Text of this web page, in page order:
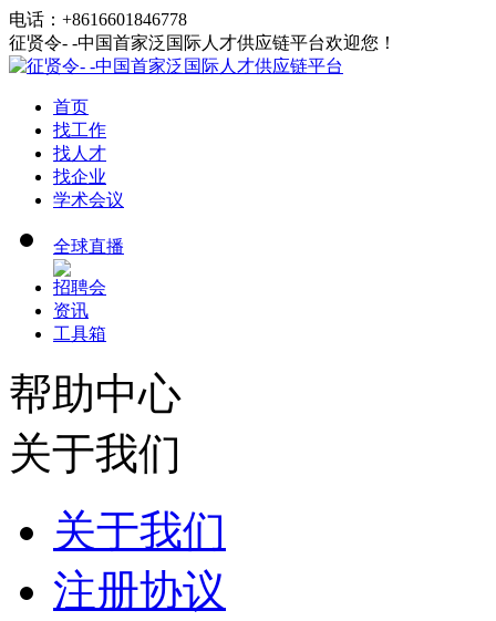
电话：+8616601846778
征贤令- -中国首家泛国际人才供应链平台欢迎您！
首页
找工作
找人才
找企业
学术会议
全球直播
招聘会
资讯
工具箱
帮助中心
关于我们
关于我们
注册协议